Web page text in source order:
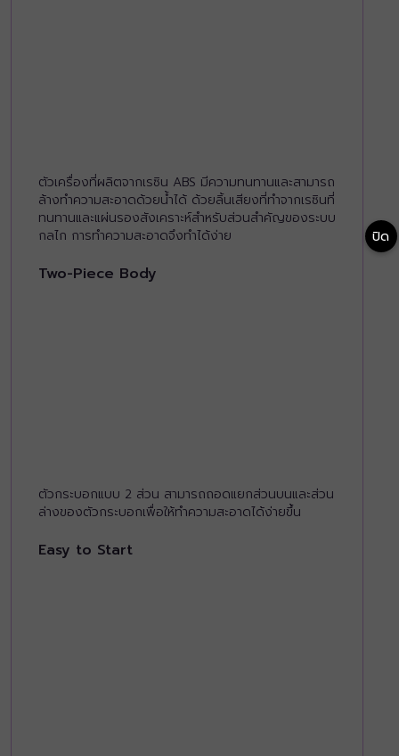
ตัวเครื่องที่ผลิตจากเรซิน ABS มีความทนทานและสามารถ
ล้างทำความสะอาดด้วยน้ำได้ ด้วยลิ้นเสียงที่ทำจากเรซินที่
ทนทานและแผ่นรองสังเคราะห์สำหรับส่วนสำคัญของระบบ
กลไก การทำความสะอาดจึงทำได้ง่าย
Two-Piece Body
ตัวกระบอกแบบ 2 ส่วน สามารถถอดแยกส่วนบนและส่วน
ล่างของตัวกระบอกเพื่อให้ทำความสะอาดได้ง่ายขึ้น
Easy to Start
ปิด